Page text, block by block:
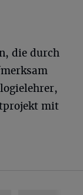
die durch
mit